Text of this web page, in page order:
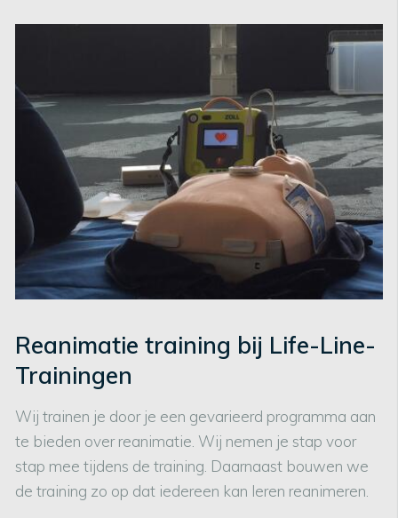
Reanimatie training bij Life-Line-
Trainingen
Wij trainen je door je een gevarieerd programma aan
te bieden over reanimatie. Wij nemen je stap voor
stap mee tijdens de training. Daarnaast bouwen we
de training zo op dat iedereen kan leren reanimeren.